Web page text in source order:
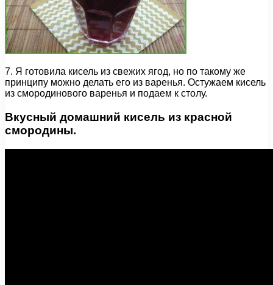
7. Я готовила кисель из свежих ягод, но по такому же
принципу можно делать его из варенья. Остужаем кисель
из смородинового варенья и подаем к столу.
Вкусный домашний кисель из красной
смородины.